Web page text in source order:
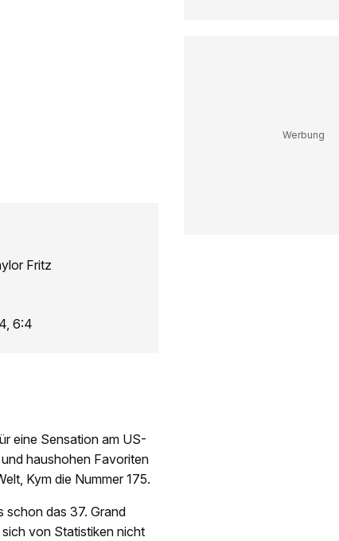
Fritz
6:4
eine Sensation am US-
haushohen Favoriten
Kym die Nummer 175.
schon das 37. Grand
sich von Statistiken nicht